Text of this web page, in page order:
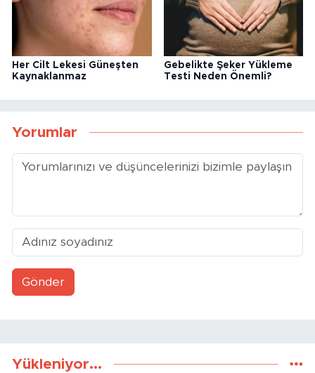
Her Cilt Lekesi Güneşten
Kaynaklanmaz
Gebelikte Şeker Yükleme
Testi Neden Önemli?
Yorumlar
Gönder
Yükleniyor...